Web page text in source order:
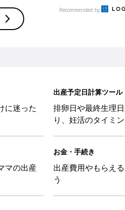
Recommended by
に迷った
出産予定日計算ツール
排卵日や最終生理
り、妊活のタイミ
マの出産
お金・手続き
出産費用やもらえ
う